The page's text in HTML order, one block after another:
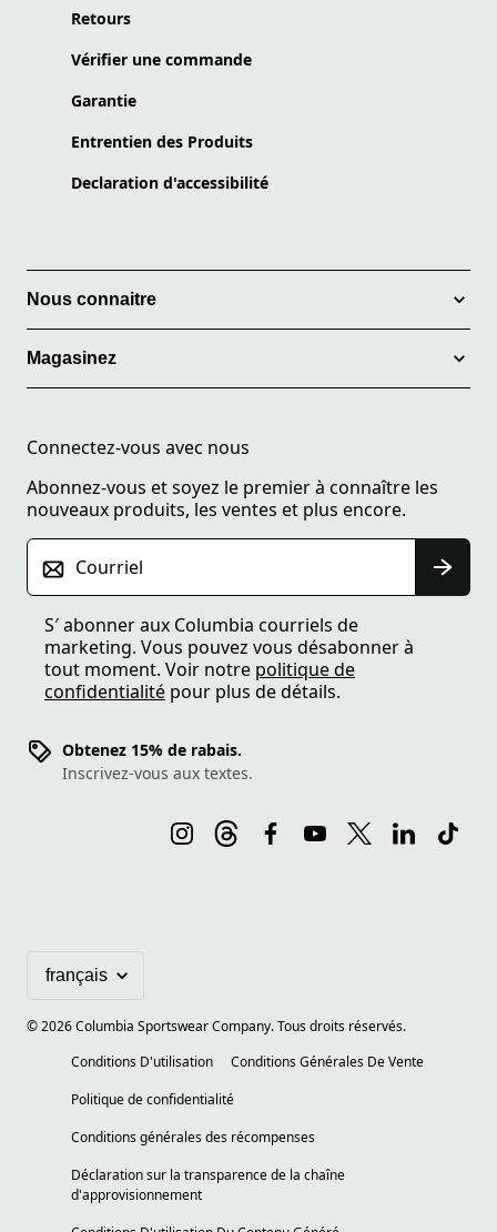
Retours
Vérifier une commande
Garantie
Entrentien des Produits
Declaration d'accessibilité
Nous connaitre
Magasinez
Connectez-vous avec nous
Abonnez-vous et soyez le premier à connaître les
nouveaux produits, les ventes et plus encore.
Courriel
S′ abonner aux Columbia courriels de
marketing. Vous pouvez vous désabonner à
tout moment. Voir notre politique de
confidentialité pour plus de détails.
Obtenez 15% de rabais.
Inscrivez-vous aux textes.
©2026Columbia Sportswear Company. Tous droits réservés.
Conditions D'utilisation
Conditions Générales De Vente
Politique de confidentialité
Conditions générales des récompenses
Déclaration sur la transparence de la chaîne
d'approvisionnement